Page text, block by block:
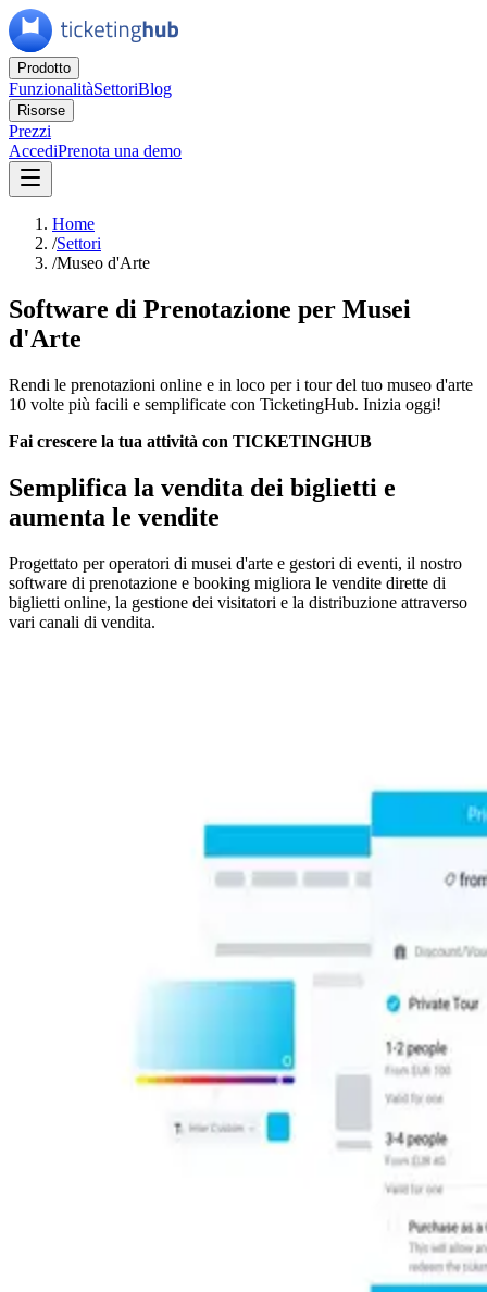
Prodotto
FunzionalitàSettoriBlog
Risorse
Prezzi
AccediPrenota una demo
Home
/Settori
/Museo d'Arte
Software di Prenotazione per Musei
d'Arte
Rendi le prenotazioni online e in loco per i tour del tuo museo d'arte
10 volte più facili e semplificate con TicketingHub. Inizia oggi!
Fai crescere la tua attività con TICKETINGHUB
Semplifica la vendita dei biglietti e
aumenta le vendite
Progettato per operatori di musei d'arte e gestori di eventi, il nostro
software di prenotazione e booking migliora le vendite dirette di
biglietti online, la gestione dei visitatori e la distribuzione attraverso
vari canali di vendita.